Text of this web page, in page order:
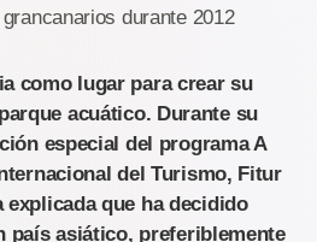
durante 2012
como lugar para crear su
acuático. Durante su
especial del programa A
del Turismo, Fitur
explicada que ha decidido
país asiático, preferiblemente